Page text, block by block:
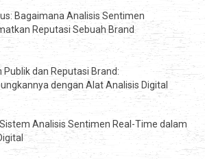
Bagaimana Analisis Sentimen
Reputasi Sebuah Brand
Publik dan Reputasi Brand:
dengan Alat Analisis Digital
Analisis Sentimen Real-Time dalam